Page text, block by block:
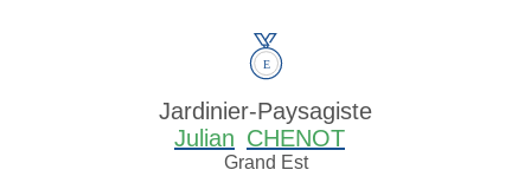
Jardinier-Paysagiste
Julian CHENOT
Grand Est